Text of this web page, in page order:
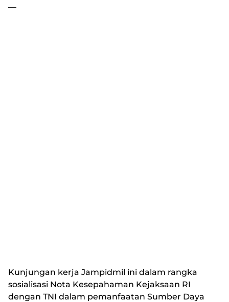
—
Kunjungan kerja Jampidmil ini dalam rangka
sosialisasi Nota Kesepahaman Kejaksaan RI
dengan TNI dalam pemanfaatan Sumber Daya